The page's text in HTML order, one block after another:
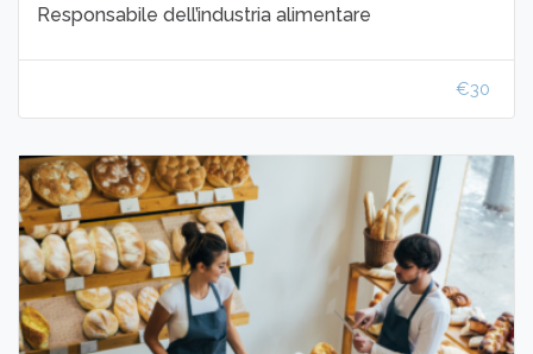
Responsabile dell’industria alimentare
€30